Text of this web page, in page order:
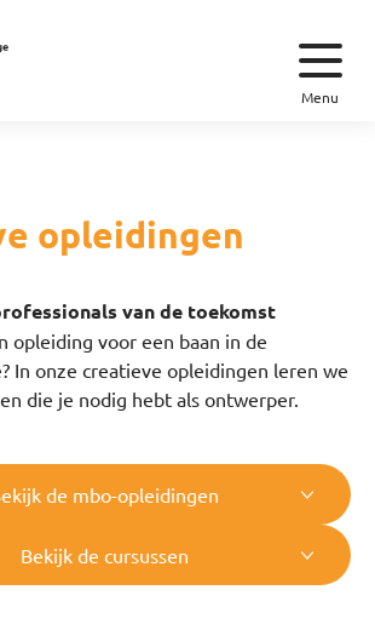
Menu
opleidingen
van de toekomst
opleiding voor een baan in de
In onze creatieve opleidingen leren we
die je nodig hebt als ontwerper.
de mbo-opleidingen
Bekijk de cursussen